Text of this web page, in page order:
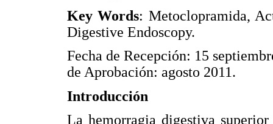
Key Words: Metoclopramida,
Digestive Endoscopy.
Fecha de Recepción: 15
de Aprobación: agosto 2011.
Introducción
La hemorragia digestiva